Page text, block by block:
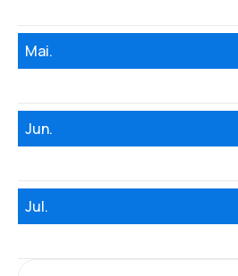
Mai.
Jun.
Jul.